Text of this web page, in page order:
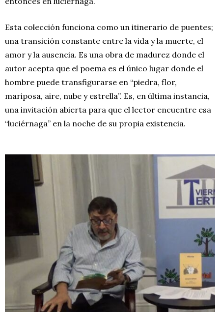
Esta colección funciona como un itinerario de puentes;
una transición constante entre la vida y la muerte, el
amor y la ausencia. Es una obra de madurez donde el
autor acepta que el poema es el único lugar donde el
hombre puede transfigurarse en “piedra, flor,
mariposa, aire, nube y estrella”. Es, en última instancia,
una invitación abierta para que el lector encuentre esa
“luciérnaga” en la noche de su propia existencia.